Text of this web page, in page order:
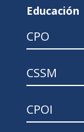
Educación
CPO
CSSM
CPOI